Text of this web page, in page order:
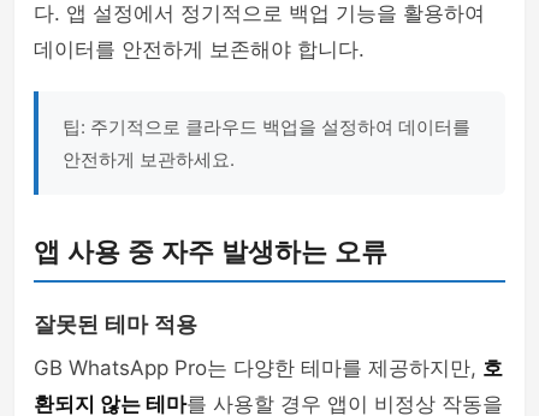
다. 앱 설정에서 정기적으로 백업 기능을 활용하여
데이터를 안전하게 보존해야 합니다.
팁: 주기적으로 클라우드 백업을 설정하여 데이터를
안전하게 보관하세요.
앱 사용 중 자주 발생하는 오류
잘못된 테마 적용
GB WhatsApp Pro는 다양한 테마를 제공하지만, 호
환되지 않는 테마를 사용할 경우 앱이 비정상 작동을